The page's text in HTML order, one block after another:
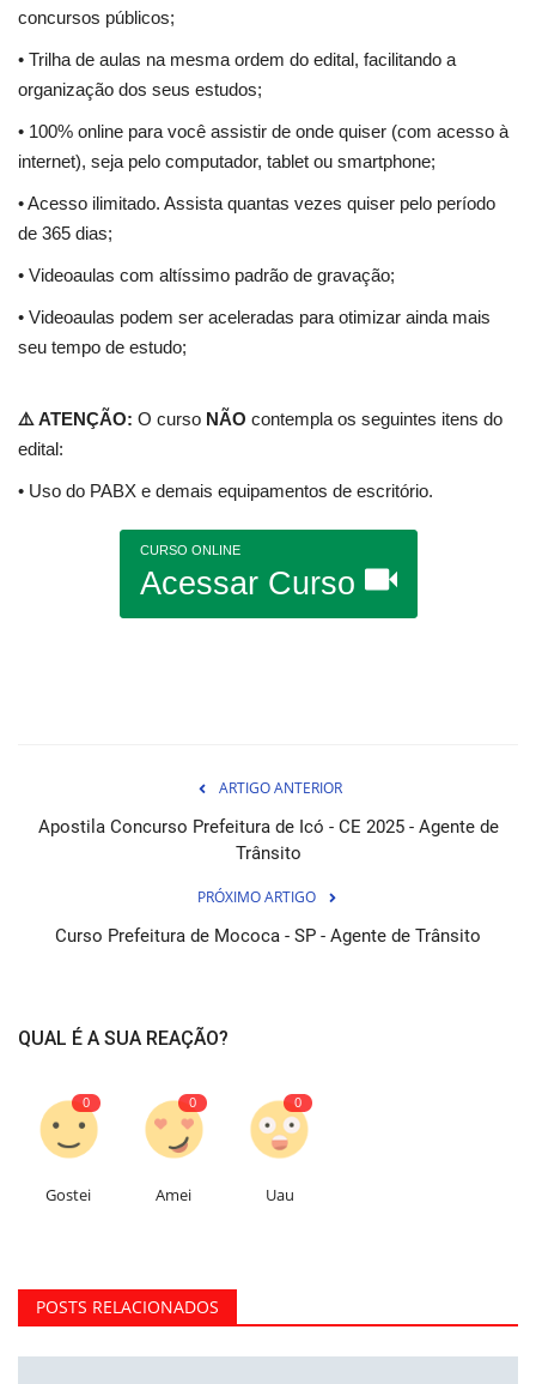
concursos públicos;
• Trilha de aulas na mesma ordem do edital, facilitando a
organização dos seus estudos;
• 100% online para você assistir de onde quiser (com acesso à
internet), seja pelo computador, tablet ou smartphone;
• Acesso ilimitado. Assista quantas vezes quiser pelo período
de 365 dias;
• Videoaulas com altíssimo padrão de gravação;
• Videoaulas podem ser aceleradas para otimizar ainda mais
seu tempo de estudo;
⚠️ ATENÇÃO: O curso NÃO contempla os seguintes itens do
edital:
• Uso do PABX e demais equipamentos de escritório.
CURSO ONLINE
Acessar Curso
ARTIGO ANTERIOR
Apostila Concurso Prefeitura de Icó - CE 2025 - Agente de
Trânsito
PRÓXIMO ARTIGO
Curso Prefeitura de Mococa - SP - Agente de Trânsito
QUAL É A SUA REAÇÃO?
0
Gostei
0
Amei
0
Uau
POSTS RELACIONADOS